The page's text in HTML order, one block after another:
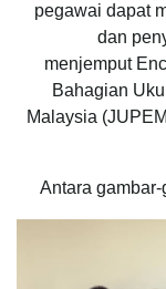
pegawai dapat
dan
menjemput
Bahagian
Malaysia
Antara